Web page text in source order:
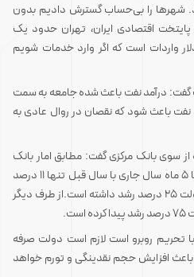
شهرها را بی‌حساب گسترش دادیم بدون
اقتصادی ایران، تهران حدود یک
و ۱۲ میلیارد دلار واردات است که اگر وارد خدمات شویم
درآمد نفت باعث شده جامعه به سمت
باعث شود که نقصان در روال عادی به
از سوی بانک مرکزی گفت: مطابق امار بانک
مرکزی درامدهای دولت در مقایسه با ۵ ماه سال جاری با سال قبل تنها ۱۱ درصد
رشد داشته درحالی‌که هزینه‌های دولت ۲۵ درصد رشد داشته است.از طرف دیگر
تحریم روبرو است لازم است دولت صرفه
افزایش حجم نقدینگی و تورم خواهد